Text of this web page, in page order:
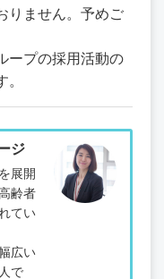
りません。予めご
ープの採用活動の
ジ
展開
齢者
てい
広い
で